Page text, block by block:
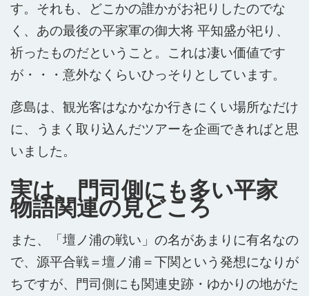
す。それも、どこかの誰かがお祀りしたのでな
く、あの最後の平家軍の御大将 平知盛が祀り、
祈ったものだということ。これは凄い価値です
が・・・意外なくらいひっそりとしています。
彦島は、観光客はなかなか行きにくい場所なだけ
に、うまく取り込んだツアーを企画できればと思
いました。
実は、門司側にも多い平家
物語関連の見どころ
また、「壇ノ浦の戦い」の名があまりに有名なの
で、源平合戦＝壇ノ浦＝下関という発想になりが
ちですが、門司側にも関連史跡・ゆかりの地がた